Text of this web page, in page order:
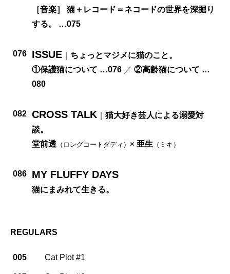
［音楽］ 猫＋レコード＝ネコードの世界を深掘り
する。 …075
076 ISSUE
ちょっとマジメに猫のこと。
①保護猫について …076 ／ ②高齢猫について …
080
082 CROSS TALK
猫大好き芸人による溺愛対
談。
堂前透 （ロングコートダディ） × 亜生 （ミキ）
086 MY FLUFFY DAYS
猫にまみれて生きる。
REGULARS
005 Cat Plot #1